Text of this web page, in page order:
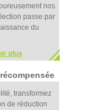
nos
passe par
du
plus
transformez
de réduction